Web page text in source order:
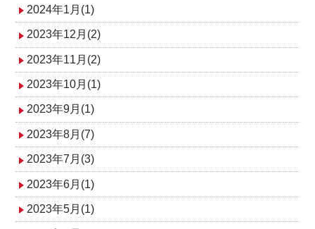
2024年1月(1)
2023年12月(2)
2023年11月(2)
2023年10月(1)
2023年9月(1)
2023年8月(7)
2023年7月(3)
2023年6月(1)
2023年5月(1)